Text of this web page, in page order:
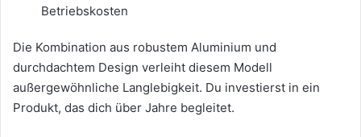
Betriebskosten
Die Kombination aus robustem Aluminium und
durchdachtem Design verleiht diesem Modell
außergewöhnliche Langlebigkeit. Du investierst in ein
Produkt, das dich über Jahre begleitet.